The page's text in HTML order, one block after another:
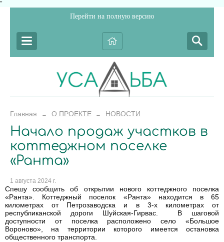
"
Перейти на полную версию
Главная → О ПРОЕКТЕ → НОВОСТИ
Начало продаж участков в
коттеджном поселке
«Ранта»
1 августа 2024 г.
Спешу сообщить об открытии нового коттеджного поселка
«Ранта». Коттеджный поселок «Ранта» находится в 65
километрах от Петрозаводска и в 3-х километрах от
республиканской дороги Шуйская-Гирвас. В шаговой
доступности от поселка расположено село «Большое
Вороново», на территории которого имеется остановка
общественного транспорта.